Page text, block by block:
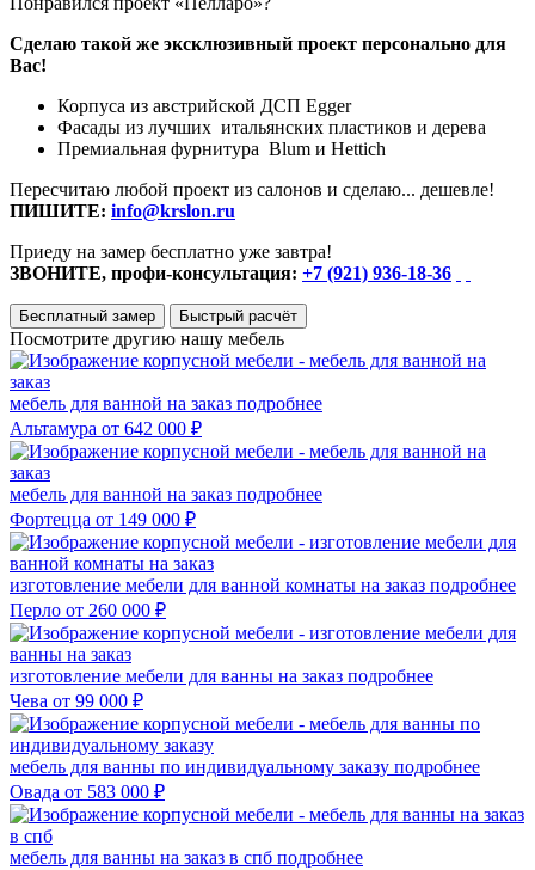
Сделаю такой же эксклюзивный проект персонально для
Вас!
Корпуса из австрийской ДСП Egger
Фасады из лучших итальянских пластиков и дерева
Премиальная фурнитура Blum и Hettich
Пересчитаю любой проект из салонов и сделаю... дешевле!
ПИШИТЕ: info@krslon.ru
Приеду на замер бесплатно уже завтра!
ЗВОНИТЕ, профи-консультация: +7 (921) 936-18-36
Бесплатный замер Быстрый расчёт
Посмотрите другию нашу мебель
мебель для ванной на заказ подробнее
Альтамура от 642 000 ₽
мебель для ванной на заказ подробнее
Фортецца от 149 000 ₽
изготовление мебели для ванной комнаты на заказ подробнее
Перло от 260 000 ₽
изготовление мебели для ванны на заказ подробнее
Чева от 99 000 ₽
мебель для ванны по индивидуальному заказу подробнее
Овада от 583 000 ₽
мебель для ванны на заказ в спб подробнее